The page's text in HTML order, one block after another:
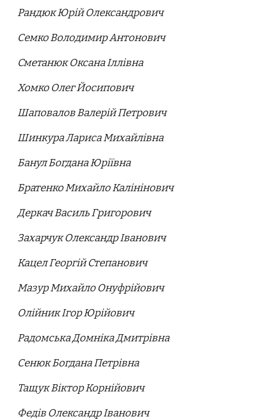
Рандюк Юрій Олександрович
Семко Володимир Антонович
Сметанюк Оксана Іллівна
Хомко Олег Йосипович
Шаповалов Валерій Петрович
Шинкура Лариса Михайлівна
Банул Богдана Юріївна
Братенко Михайло Калінінович
Деркач Василь Григорович
Захарчук Олександр Іванович
Кацел Георгій Степанович
Мазур Михайло Онуфрійович
Олійник Ігор Юрійович
Радомська Домніка Дмитрівна
Сенюк Богдана Петрівна
Тащук Віктор Корнійович
Федів Олександр Іванович